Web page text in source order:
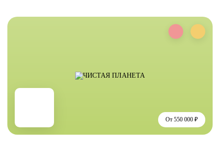
От 550 000 ₽